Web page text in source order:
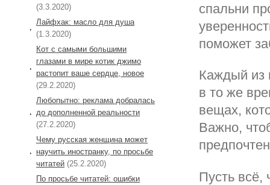
спальни
поможет
Каждый из
в то же
вещах,
Важно,
Пусть всё,
(3.3.2020)
Лайфхак: масло для душа
(1.3.2020)
Кот с самыми большими
глазами в мире котик джимо
растопит ваше сердце, новое
(29.2.2020)
Любопытно: реклама добралась
до дополненной реальности
(27.2.2020)
Чему русская женщина может
научить иностранку, по просьбе
читатей (25.2.2020)
По просьбе читатей: ошибки